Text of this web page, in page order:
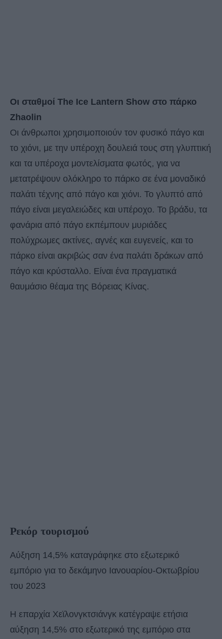
Οι σταθμοί The Ice Lantern Show στο πάρκο
Zhaolin
Οι άνθρωποι χρησιμοποιούν τον φυσικό πάγο και
το χιόνι, με την υπέροχη δουλειά τους στη γλυπτική
και τα υπέροχα μοντελίσματα φωτός, για να
μετατρέψουν ολόκληρο το πάρκο σε ένα μοναδικό
παλάτι τέχνης από πάγο και χιόνι. Το γλυπτό από
πάγο είναι μεγαλειώδες και υπέροχο. Το βράδυ, τα
φανάρια από πάγο εκπέμπουν μυριάδες
πολύχρωμες ακτίνες, αγνές και ευγενείς, και το
πάρκο είναι ακριβώς σαν ένα παλάτι δράκων από
πάγο και κρύσταλλο. Είναι ένα πραγματικά
θαυμάσιο θέαμα της Βόρειας Κίνας.
Ρεκόρ τουρισμού
Αύξηση 14,5% καταγράφηκε στο εξωτερικό
εμπόριο για το δεκάμηνο Ιανουαρίου-Οκτωβρίου
του 2023
H επαρχία Χεϊλονγκτσιάνγκ κατέγραψε ετήσια
αύξηση 14,5% στο εξωτερικό της εμπόριο στα